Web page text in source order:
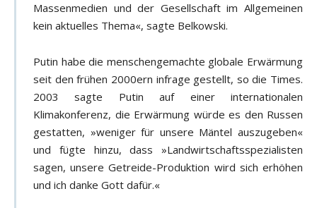
Massenmedien und der Gesellschaft im Allgemeinen
kein aktuelles Thema«, sagte Belkowski.
Putin habe die menschengemachte globale Erwärmung
seit den frühen 2000ern infrage gestellt, so die Times.
2003 sagte Putin auf einer internationalen
Klimakonferenz, die Erwärmung würde es den Russen
gestatten, »weniger für unsere Mäntel auszugeben«
und fügte hinzu, dass »Landwirtschaftsspezialisten
sagen, unsere Getreide-Produktion wird sich erhöhen
und ich danke Gott dafür.«